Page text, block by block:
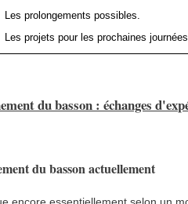
Les prolongements possibles.
Les projets pour les prochaines journées.
du basson : échanges
du basson actuellement